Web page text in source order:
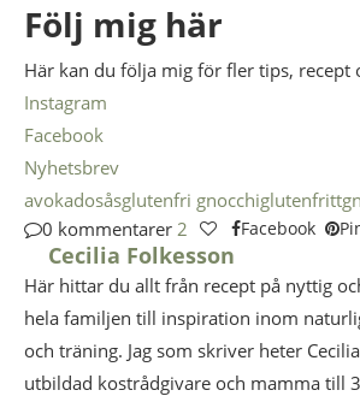
Följ mig här
Här kan du följa mig för fler tips, recept
Instagram
Facebook
Nyhetsbrev
avokadosåsglutenfri gnocchiglutenfritt
0 kommentarer 2 Facebook
Cecilia Folkesson
Här hittar du allt från recept på nyttig
hela familjen till inspiration inom
och träning. Jag som skriver heter
utbildad kostrådgivare och mamma till